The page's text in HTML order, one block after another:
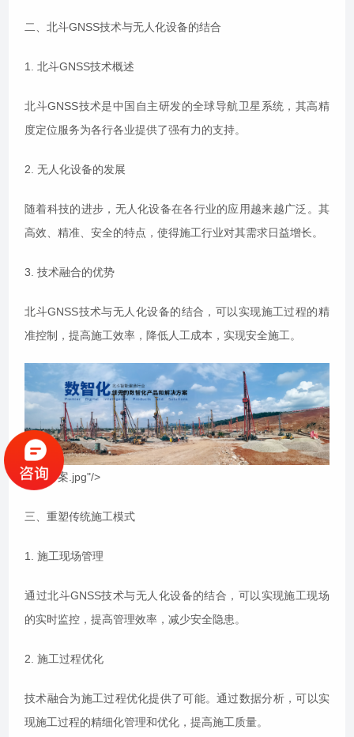
二、北斗GNSS技术与无人化设备的结合
1. 北斗GNSS技术概述
北斗GNSS技术是中国自主研发的全球导航卫星系统，其高精
度定位服务为各行各业提供了强有力的支持。
2. 无人化设备的发展
随着科技的进步，无人化设备在各行业的应用越来越广泛。其
高效、精准、安全的特点，使得施工行业对其需求日益增长。
3. 技术融合的优势
北斗GNSS技术与无人化设备的结合，可以实现施工过程的精
准控制，提高施工效率，降低人工成本，实现安全施工。
解决方案.jpg"/>
三、重塑传统施工模式
1. 施工现场管理
通过北斗GNSS技术与无人化设备的结合，可以实现施工现场
的实时监控，提高管理效率，减少安全隐患。
2. 施工过程优化
技术融合为施工过程优化提供了可能。通过数据分析，可以实
现施工过程的精细化管理和优化，提高施工质量。